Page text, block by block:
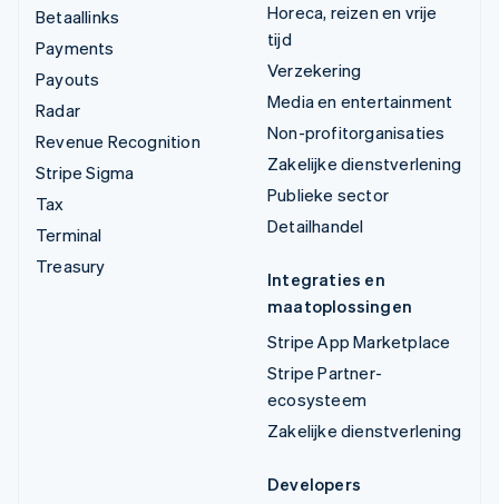
Betaallinks
Payments
Payouts
Radar
Revenue Recognition
Stripe Sigma
Tax
Terminal
Treasury
Horeca, reizen en vrije
tijd
Verzekering
Media en entertainment
Non-profitorganisaties
Zakelijke dienstverlening
Publieke sector
Detailhandel
Integraties en
maatoplossingen
Stripe App Marketplace
Stripe Partner-
ecosysteem
Zakelijke dienstverlening
Developers